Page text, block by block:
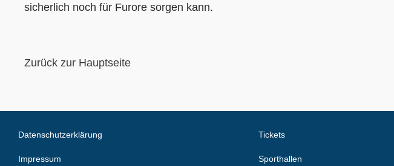
sicherlich noch für Furore sorgen kann.
Zurück zur Hauptseite
Datenschutzerklärung
Impressum
Tickets
Sporthallen